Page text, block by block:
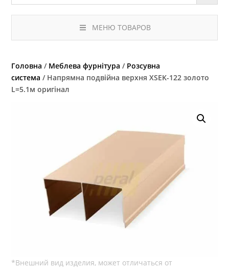
МЕНЮ ТОВАРОВ
Головна / Меблева фурнітура / Розсувна
система / Напрямна подвійна верхня ХSEK-122 золото
L=5.1м оригінал